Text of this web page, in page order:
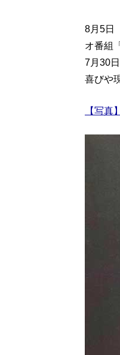
8月5日
オ番組
7月30
喜びや
【写